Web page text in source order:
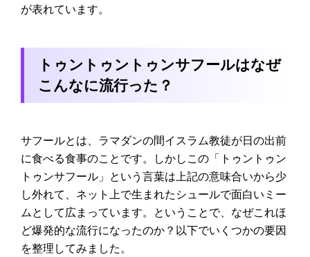
が表れています。
トゥントゥントゥンサフールはなぜ
こんなに流行った？
サフールとは、ラマダンの間イスラム教徒が日の出前
に食べる食事のことです。しかしこの「トゥントゥン
トゥンサフール」という言葉は上記の意味合いから少
し外れて、ネット上で生まれたシュールで面白いミー
ムとして広まっています。ということで、なぜこれほ
ど爆発的な流行になったのか？以下でいくつかの要因
を整理してみました。